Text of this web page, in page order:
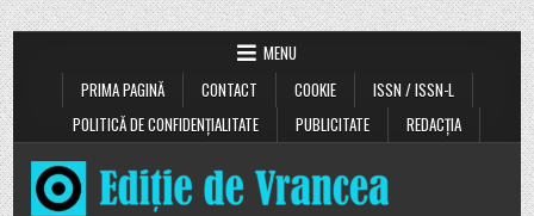
MENU
PRIMA PAGINĂ
CONTACT COOKIE
ISSN / ISSN-L
POLITICĂ DE CONFIDENȚIALITATE
PUBLICITATE REDACȚIA